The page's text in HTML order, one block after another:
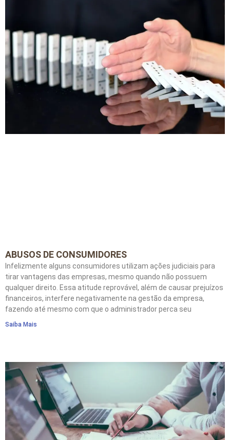
ABUSOS DE CONSUMIDORES
Infelizmente alguns consumidores utilizam ações judiciais para
tirar vantagens das empresas, mesmo quando não possuem
qualquer direito. Essa atitude reprovável, além de causar prejuízos
financeiros, interfere negativamente na gestão da empresa,
fazendo até mesmo com que o administrador perca seu
Saiba Mais